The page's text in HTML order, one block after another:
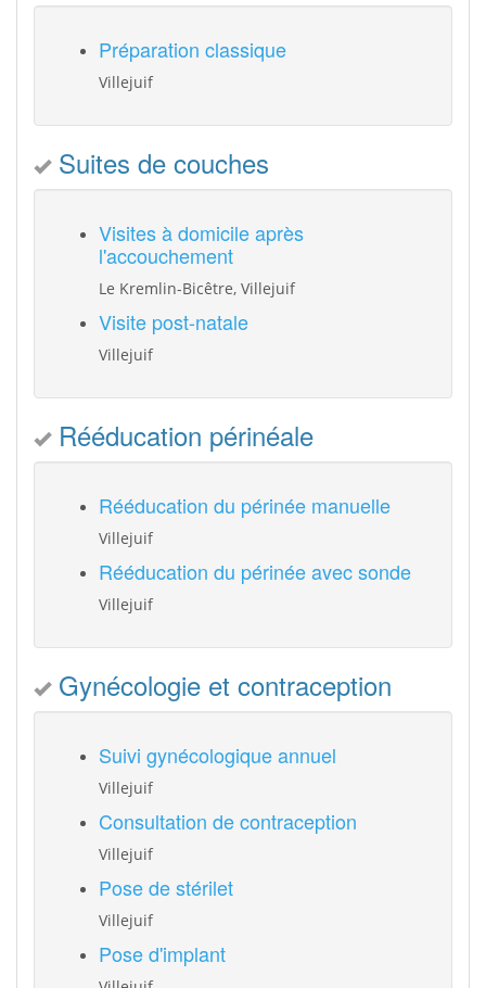
Préparation classique
Villejuif
Suites de couches
Visites à domicile après
l'accouchement
Le Kremlin-Bicêtre, Villejuif
Visite post-natale
Villejuif
Rééducation périnéale
Rééducation du périnée manuelle
Villejuif
Rééducation du périnée avec sonde
Villejuif
Gynécologie et contraception
Suivi gynécologique annuel
Villejuif
Consultation de contraception
Villejuif
Pose de stérilet
Villejuif
Pose d'implant